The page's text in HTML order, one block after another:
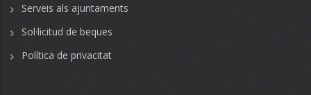
Serveis als ajuntaments
Sol·licitud de beques
Política de privacitat